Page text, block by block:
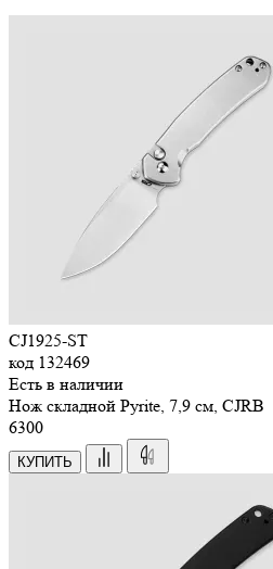
CJ1925-ST
код 132469
Есть в наличии
Нож складной Pyrite, 7,9 см, CJRB
6300
КУПИТЬ